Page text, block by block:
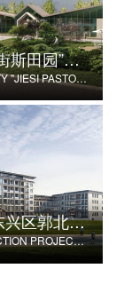
松滋市“街斯田园”美丽乡村示范片建设项目
SONGZI CITY "JIESI PASTORAL" BEAUTIFUL RURAL DEMONSTRATION FILM CONSTRUCTION PROJECT
内江市东兴区郭北养老服务中心建设项目
CONSTRUCTION PROJECT OF GUOBEI ELDERLY SERVICE CENTER IN DONGXING DISTRICT, NEIJIANG CITY